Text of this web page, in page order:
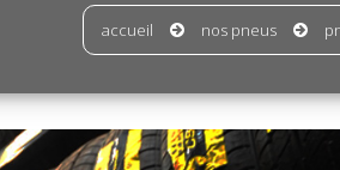
accueil nos pneus